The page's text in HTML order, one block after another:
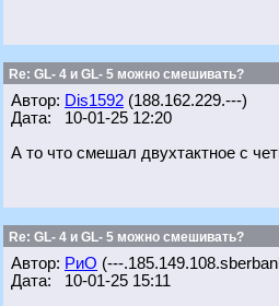
Re: GL- 4 и GL- 5 можно смешивать?
Автор: Dis1592 (188.162.229.---)
Дата: 10-01-25 12:20
А то что смешал двухтактное с
Re: GL- 4 и GL- 5 можно смешивать?
Автор: РиО (---
Дата: 10-01-25 15:11